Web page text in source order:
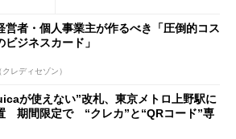
営者・個人事業主が作るべき「圧倒的コス
ビジネスカード」
レディセゾン）
が使えない”改札、東京メトロ上野駅に
期間限定で “クレカ”と“QRコード”専